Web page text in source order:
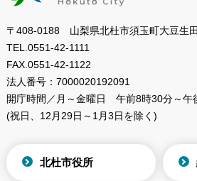
〒408-0188 山梨県北杜市須玉町大豆生
TEL. 0551-42-1111
FAX. 0551-42-1122
法人番号： 7000020192091
開庁時間／月～金曜日
午前8時30分～午
(祝日、12月29日～1月3日を除く)
北杜市役所